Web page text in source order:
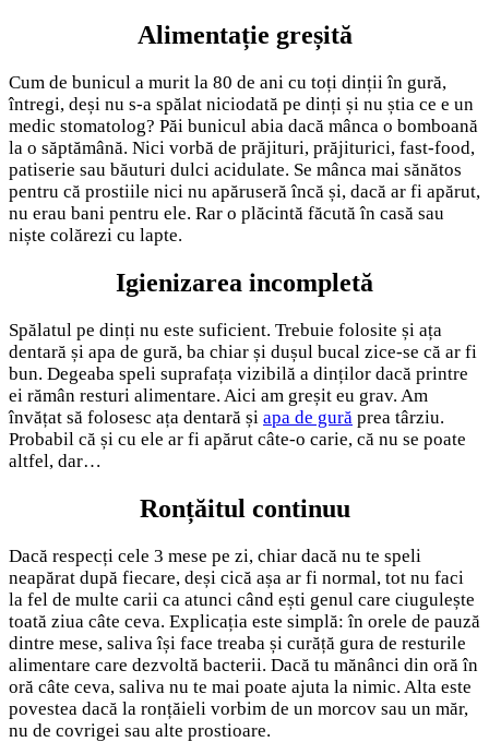
Alimentație greșită
Cum de bunicul a murit la 80 de ani cu toți dinții în gură,
întregi, deși nu s-a spălat niciodată pe dinți și nu știa ce e un
medic stomatolog? Păi bunicul abia dacă mânca o bomboană
la o săptămână. Nici vorbă de prăjituri, prăjiturici, fast-food,
patiserie sau băuturi dulci acidulate. Se mânca mai sănătos
pentru că prostiile nici nu apăruseră încă și, dacă ar fi apărut,
nu erau bani pentru ele. Rar o plăcintă făcută în casă sau
niște colărezi cu lapte.
Igienizarea incompletă
Spălatul pe dinți nu este suficient. Trebuie folosite și ața
dentară și apa de gură, ba chiar și dușul bucal zice-se că ar fi
bun. Degeaba speli suprafața vizibilă a dinților dacă printre
ei rămân resturi alimentare. Aici am greșit eu grav. Am
învățat să folosesc ața dentară și apa de gură prea târziu.
Probabil că și cu ele ar fi apărut câte-o carie, că nu se poate
altfel, dar…
Ronțăitul continuu
Dacă respecți cele 3 mese pe zi, chiar dacă nu te speli
neapărat după fiecare, deși cică așa ar fi normal, tot nu faci
la fel de multe carii ca atunci când ești genul care ciugulește
toată ziua câte ceva. Explicația este simplă: în orele de pauză
dintre mese, saliva își face treaba și curăță gura de resturile
alimentare care dezvoltă bacterii. Dacă tu mănânci din oră în
oră câte ceva, saliva nu te mai poate ajuta la nimic. Alta este
povestea dacă la ronțăieli vorbim de un morcov sau un măr,
nu de covrigei sau alte prostioare.